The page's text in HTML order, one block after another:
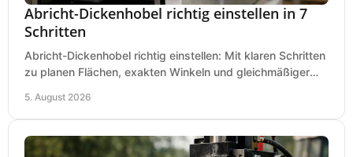
Abricht-Dickenhobel richtig einstellen in 7
Schritten
Abricht-Dickenhobel richtig einstellen: Mit klaren Schritten
zu planen Flächen, exakten Winkeln und gleichmäßiger
5. August 2026